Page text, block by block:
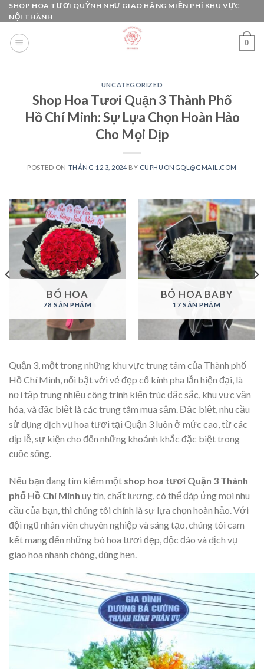
Skip
to
content
SHOP HOA TƯƠI QUỲNH NHƯ GIAO HÀNG MIỄN PHÍ KHU VỰC
NỘI THÀNH
0
UNCATEGORIZED
Shop Hoa Tươi Quận 3 Thành Phố
Hồ Chí Minh: Sự Lựa Chọn Hoàn Hảo
Cho Mọi Dịp
POSTED ON THÁNG 12 3, 2024 BY CUPHUONGQL@GMAIL.COM
BÓ HOA
78 SẢN PHẨM
BÓ HOA BABY
17 SẢN PHẨM
Quận 3, một trong những khu vực trung tâm của Thành phố
Hồ Chí Minh, nổi bật với vẻ đẹp cổ kính pha lẫn hiện đại, là
nơi tập trung nhiều công trình kiến trúc đặc sắc, khu vực văn
hóa, và đặc biệt là các trung tâm mua sắm. Đặc biệt, nhu cầu
sử dụng dịch vụ hoa tươi tại Quận 3 luôn ở mức cao, từ các
dịp lễ, sự kiện cho đến những khoảnh khắc đặc biệt trong
cuộc sống.
Nếu bạn đang tìm kiếm một shop hoa tươi Quận 3 Thành
phố Hồ Chí Minh uy tín, chất lượng, có thể đáp ứng mọi nhu
cầu của bạn, thì chúng tôi chính là sự lựa chọn hoàn hảo. Với
đội ngũ nhân viên chuyên nghiệp và sáng tạo, chúng tôi cam
kết mang đến những bó hoa tươi đẹp, độc đáo và dịch vụ
giao hoa nhanh chóng, đúng hẹn.